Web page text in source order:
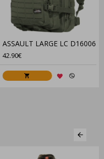
ASSAULT LARGE LC D16006
42.90€